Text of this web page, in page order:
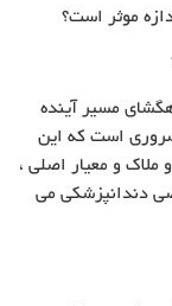
مسیر آینده
است که این
و معیار اصلى ،
دندانپزشکى مى